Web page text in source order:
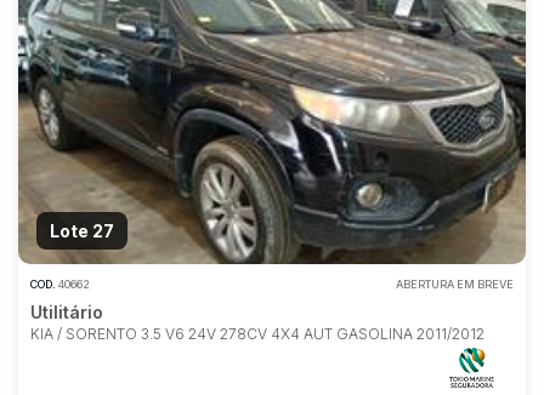
Lote 27
COD. 40662 ABERTURA EM BREVE
Utilitário
KIA / SORENTO 3.5 V6 24V 278CV 4X4 AUT GASOLINA 2011/2012